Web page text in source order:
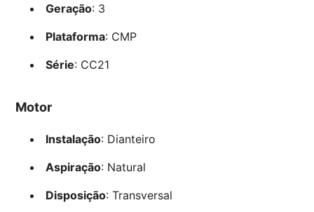
Geração: 3
Plataforma: CMP
Série: CC21
Motor
Instalação: Dianteiro
Aspiração: Natural
Disposição: Transversal